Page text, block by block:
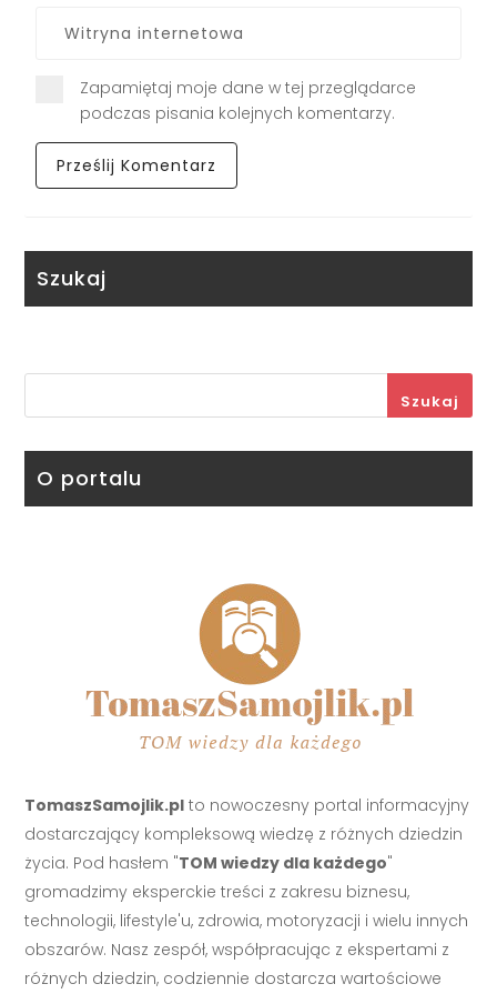
Zapamiętaj moje dane w tej przeglądarce
podczas pisania kolejnych komentarzy.
Szukaj
Szukaj
O portalu
TomaszSamojlik.pl to nowoczesny portal informacyjny
dostarczający kompleksową wiedzę z różnych dziedzin
życia. Pod hasłem "TOM wiedzy dla każdego"
gromadzimy eksperckie treści z zakresu biznesu,
technologii, lifestyle'u, zdrowia, motoryzacji i wielu innych
obszarów. Nasz zespół, współpracując z ekspertami z
różnych dziedzin, codziennie dostarcza wartościowe